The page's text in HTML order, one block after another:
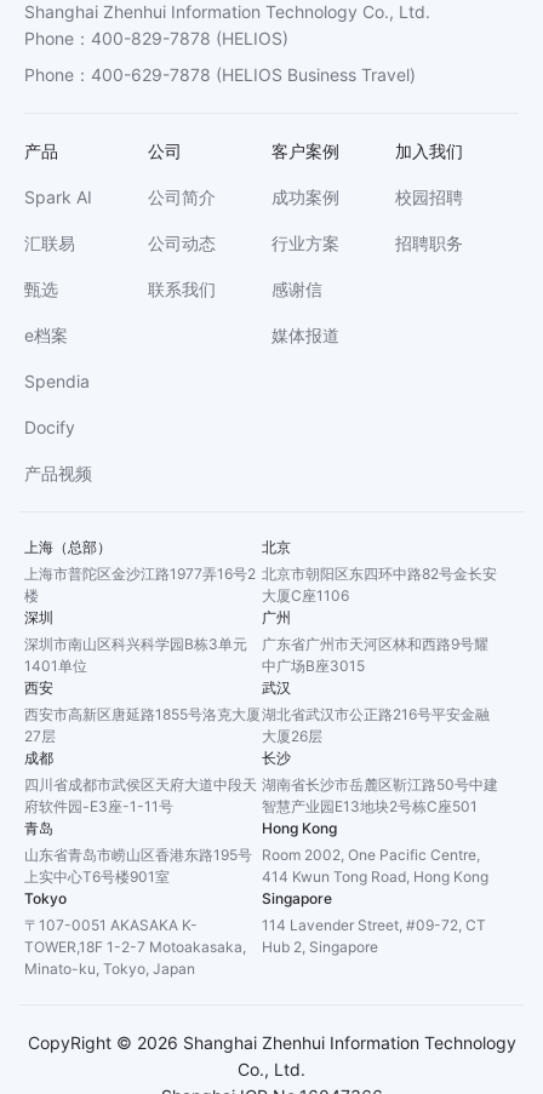
Shanghai Zhenhui Information Technology Co., Ltd.
Phone ： 400-829-7878 (HELIOS)
Phone ： 400-629-7878 (HELIOS Business Travel)
产品
Spark AI
汇联易
甄选
e档案
Spendia
Docify
产品视频
公司
公司简介
公司动态
联系我们
客户案例
成功案例
行业方案
感谢信
媒体报道
加入我们
校园招聘
招聘职务
上海（总部）
上海市普陀区金沙江路1977弄16号2
楼
北京
北京市朝阳区东四环中路82号金长安
大厦C座1106
深圳
深圳市南山区科兴科学园B栋3单元
1401单位
广州
广东省广州市天河区林和西路9号耀
中广场B座3015
西安
西安市高新区唐延路1855号洛克大厦
27层
武汉
湖北省武汉市公正路216号平安金融
大厦26层
成都
四川省成都市武侯区天府大道中段天
府软件园-E3座-1-11号
长沙
湖南省长沙市岳麓区靳江路50号中建
智慧产业园E13地块2号栋C座501
青岛
山东省青岛市崂山区香港东路195号
上实中心T6号楼901室
Hong Kong
Room 2002, One Pacific Centre,
414 Kwun Tong Road, Hong Kong
Tokyo
〒107-0051 AKASAKA K-
TOWER,18F 1-2-7 Motoakasaka,
Minato-ku, Tokyo, Japan
Singapore
114 Lavender Street, #09-72, CT
Hub 2, Singapore
CopyRight © 2026 Shanghai Zhenhui Information Technology
Co., Ltd.